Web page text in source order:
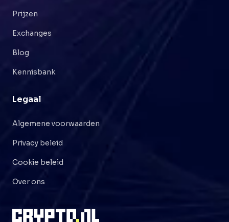
Prijzen
Exchanges
Blog
Kennisbank
Legaal
Algemene voorwaarden
Privacy beleid
Cookie beleid
Over ons